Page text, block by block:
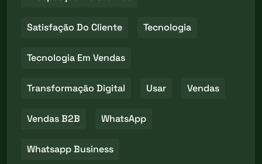
Satisfação Do Cliente Tecnologia
Tecnologia Em Vendas
Transformação Digital Usar Vendas
Vendas B2B WhatsApp
Whatsapp Business